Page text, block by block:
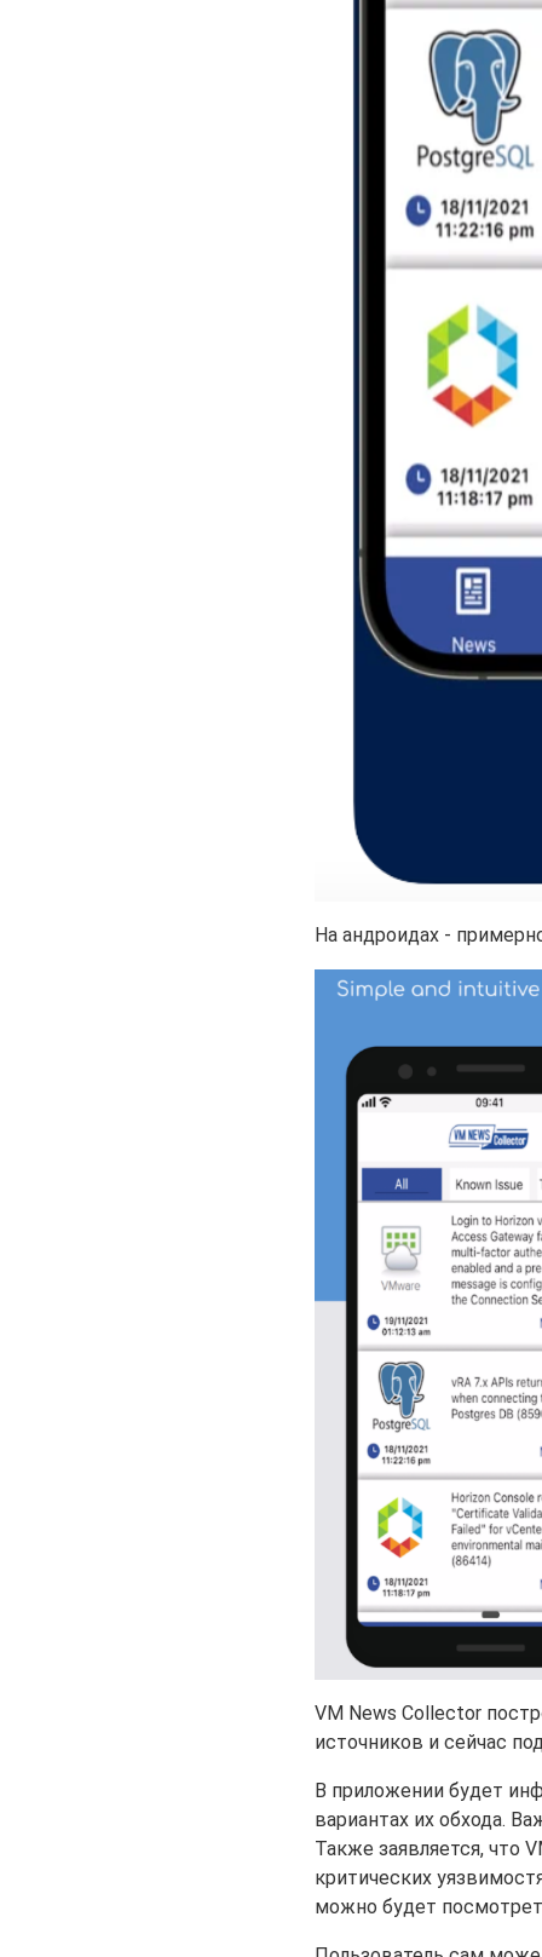
На андроидах -
VM News Collector
источников и сейчас
В приложении будет
вариантах их обхода.
Также заявляется, что
критических
можно будет